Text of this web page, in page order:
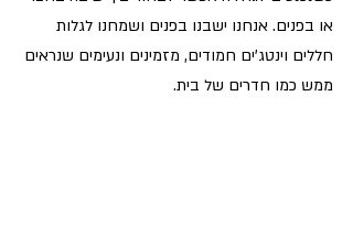
או בפנים. אנחנו ישבנו בפנים ושמחנו לגלות
חללים וינטג'ים חמודים, מזמינים ונעימים שנראים
ממש כמו חדרים של בית.